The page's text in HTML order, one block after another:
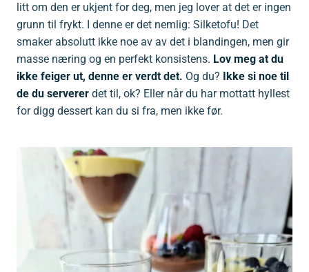
litt om den er ukjent for deg, men jeg lover at det er ingen
grunn til frykt. I denne er det nemlig: Silketofu! Det
smaker absolutt ikke noe av av det i blandingen, men gir
masse næring og en perfekt konsistens. Lov meg at du
ikke feiger ut, denne er verdt det. Og du? Ikke si noe til
de du serverer det til, ok? Eller når du har mottatt hyllest
for digg dessert kan du si fra, men ikke før.